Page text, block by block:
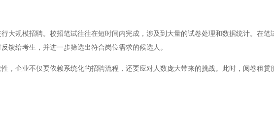
规模招聘。校招笔试往往在短时间内完成，涉及到大量的试卷处理和数据统计。在笔
馈给考生，并进一步筛选出符合岗位需求的候选人。
企业不仅要依赖系统化的招聘流程，还要应对人数庞大带来的挑战。此时，阅卷租赁